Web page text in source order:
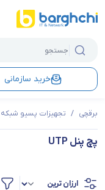
خرید سازمانی
برقچی / تجهیزات پسیو شبکه
پچ پنل UTP